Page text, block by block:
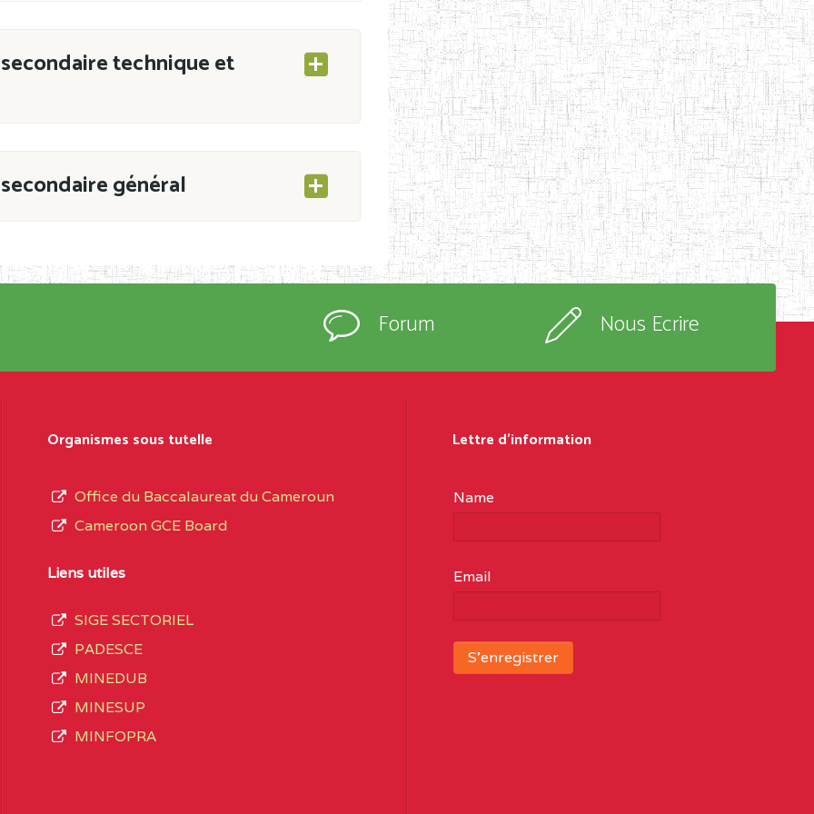
technique et
LES
DE
général
CAB du 21 mars 2011 portant ouverture
immatriculés et inscrits au
Généralau terme des opérations
3408 structures réparties ainsi qu’il
soit :
Forum Nous Ecrire
Organismes sous tutelle
Office du Baccalaureat du Cameroun
Cameroon GCE Board
Liens utiles
SIGE SECTORIEL
PADESCE
MINEDUB
MINESUP
MINFOPRA
Lettre d'information
Name
Email